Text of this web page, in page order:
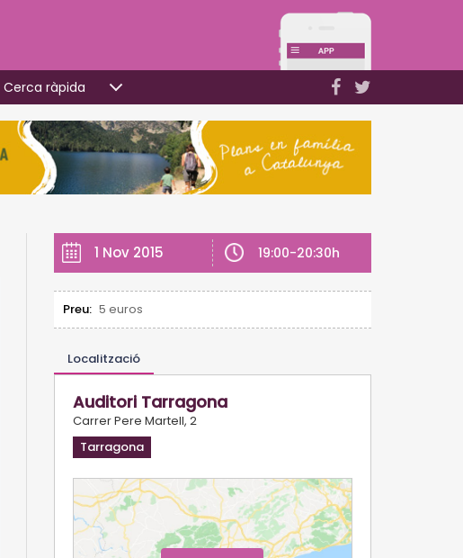
Cerca ràpida
1 Nov 2015 19:00-20:30h
Preu: 5 euros
Localització
Auditori Tarragona
Carrer Pere Martell, 2
Tarragona